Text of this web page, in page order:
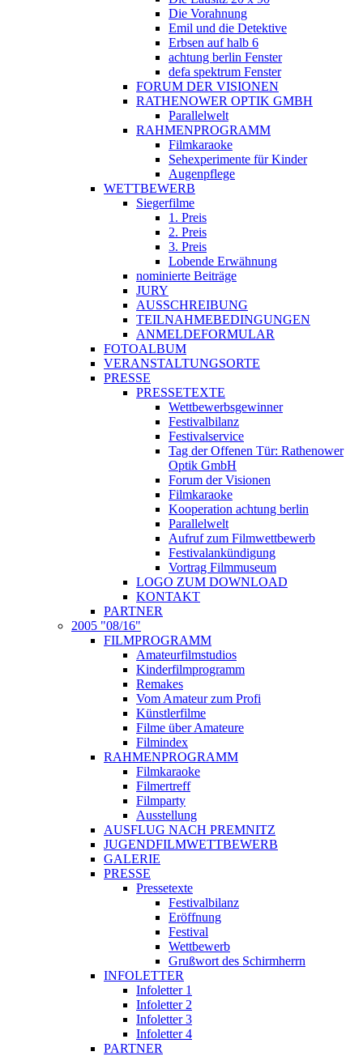
Die Vorahnung
Emil und die Detektive
Erbsen auf halb 6
achtung berlin Fenster
defa spektrum Fenster
FORUM DER VISIONEN
RATHENOWER OPTIK GMBH
Parallelwelt
RAHMENPROGRAMM
Filmkaraoke
Sehexperimente für Kinder
Augenpflege
WETTBEWERB
Siegerfilme
1. Preis
2. Preis
3. Preis
Lobende Erwähnung
nominierte Beiträge
JURY
AUSSCHREIBUNG
TEILNAHMEBEDINGUNGEN
ANMELDEFORMULAR
FOTOALBUM
VERANSTALTUNGSORTE
PRESSE
PRESSETEXTE
Wettbewerbsgewinner
Festivalbilanz
Festivalservice
Tag der Offenen Tür: Rathenower
Optik GmbH
Forum der Visionen
Filmkaraoke
Kooperation achtung berlin
Parallelwelt
Aufruf zum Filmwettbewerb
Festivalankündigung
Vortrag Filmmuseum
LOGO ZUM DOWNLOAD
KONTAKT
PARTNER
2005 "08/16"
FILMPROGRAMM
Amateurfilmstudios
Kinderfilmprogramm
Remakes
Vom Amateur zum Profi
Künstlerfilme
Filme über Amateure
Filmindex
RAHMENPROGRAMM
Filmkaraoke
Filmertreff
Filmparty
Ausstellung
AUSFLUG NACH PREMNITZ
JUGENDFILMWETTBEWERB
GALERIE
PRESSE
Pressetexte
Festivalbilanz
Eröffnung
Festival
Wettbewerb
Grußwort des Schirmherrn
INFOLETTER
Infoletter 1
Infoletter 2
Infoletter 3
Infoletter 4
PARTNER